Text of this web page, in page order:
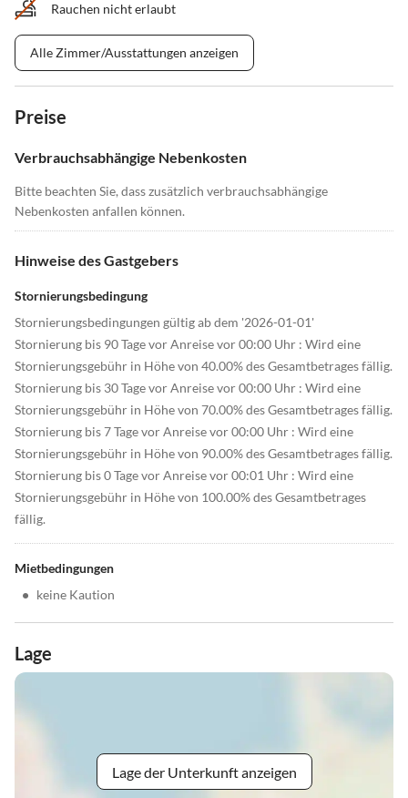
Rauchen nicht erlaubt
Alle Zimmer/Ausstattungen anzeigen
Preise
Verbrauchsabhängige Nebenkosten
Bitte beachten Sie, dass zusätzlich verbrauchsabhängige
Nebenkosten anfallen können.
Hinweise des Gastgebers
Stornierungsbedingung
Stornierungsbedingungen gültig ab dem '2026-01-01'
Stornierung bis 90 Tage vor Anreise vor 00:00 Uhr : Wird eine
Stornierungsgebühr in Höhe von 40.00% des Gesamtbetrages fällig.
Stornierung bis 30 Tage vor Anreise vor 00:00 Uhr : Wird eine
Stornierungsgebühr in Höhe von 70.00% des Gesamtbetrages fällig.
Stornierung bis 7 Tage vor Anreise vor 00:00 Uhr : Wird eine
Stornierungsgebühr in Höhe von 90.00% des Gesamtbetrages fällig.
Stornierung bis 0 Tage vor Anreise vor 00:01 Uhr : Wird eine
Stornierungsgebühr in Höhe von 100.00% des Gesamtbetrages
fällig.
Mietbedingungen
• keine Kaution
Lage
Lage der Unterkunft anzeigen